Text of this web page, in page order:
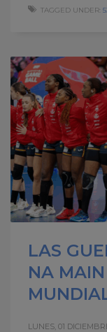
TAGGED UNDER:
LAS
NA
LUNES, 01